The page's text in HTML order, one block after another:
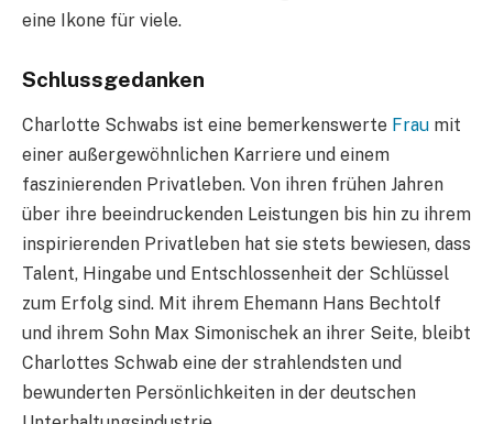
eine Ikone für viele.
Schlussgedanken
Charlotte Schwabs ist eine bemerkenswerte Frau mit
einer außergewöhnlichen Karriere und einem
faszinierenden Privatleben. Von ihren frühen Jahren
über ihre beeindruckenden Leistungen bis hin zu ihrem
inspirierenden Privatleben hat sie stets bewiesen, dass
Talent, Hingabe und Entschlossenheit der Schlüssel
zum Erfolg sind. Mit ihrem Ehemann Hans Bechtolf
und ihrem Sohn Max Simonischek an ihrer Seite, bleibt
Charlottes Schwab eine der strahlendsten und
bewunderten Persönlichkeiten in der deutschen